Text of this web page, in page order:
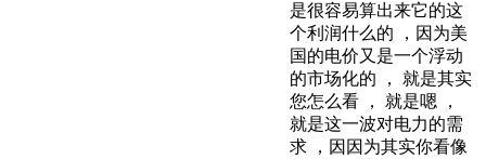
是很容易算出来它的这
个利润什么的 ，因为美
国的电价又是一个浮动
的市场化的 ， 就是其实
您怎么看 ， 就是嗯 ，
就是这一波对电力的需
求 ，因因为其实你看像